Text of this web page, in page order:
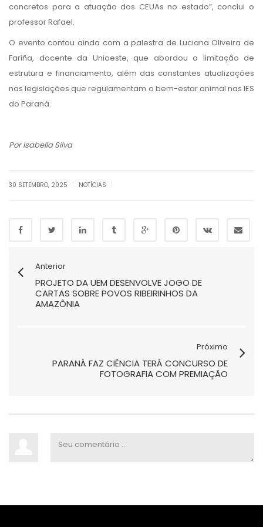
concretos para a atuação dos CEUAs no estado”, conclui o
professor Rafael.
O evento contou ainda com a palestra de Luciana Oliveira de
Fariña, docente da Unioeste, que abordou a limitação de
estrutura e financiamento, além das constantes atualizações
nas legislações que regulamentam o bem-estar animal nas IES
do Paraná.
Por Isabella Silva
30 SETEMBRO, 2025 NOTÍCIAS
Anterior
PROJETO DA UEM DESENVOLVE JOGO DE
CARTAS SOBRE POVOS RIBEIRINHOS DA
AMAZÔNIA
Próximo
PARANÁ FAZ CIÊNCIA TERÁ CONCURSO DE
FOTOGRAFIA COM PREMIAÇÃO